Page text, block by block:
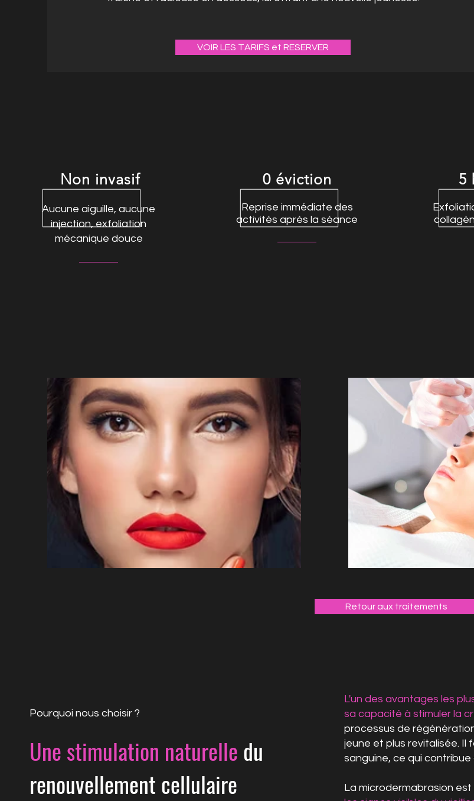
VOIR LES TARIFS et RESERVER
Non invasif
Aucune aiguille, aucune
injection, exfoliation
mécanique douce
0 éviction
Reprise immédiate des
activités après la séance
5
Retour aux traitements
Pourquoi nous choisir ?
Une stimulation naturelledu
renouvellement cellulaire
L'un des avantages les
sa capacité à stimuler la
processus de
jeune et plus revitalisée. Il
sanguine, ce qui
La microdermabrasion est